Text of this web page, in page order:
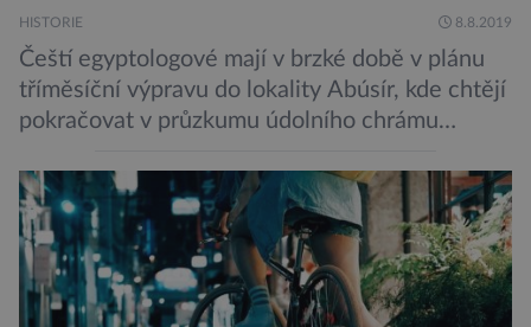
HISTORIE 8.8.2019
Čeští egyptologové mají v brzké době v plánu
tříměsíční výpravu do lokality Abúsír, kde chtějí
pokračovat v průzkumu údolního chrámu
Ceje. Lucie Jirásková z Českého
egyptologického ústavu FF UK řekla, že je
v plánu také zpracování vykopaných předmětů.
„V průběhu výzkumů není moc času na
zpracování nálezů. Necháváme si na to tedy